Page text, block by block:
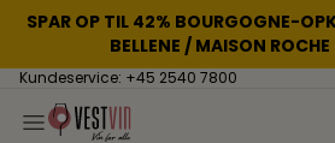
SPAR OP TIL 42% BOURGOGNE-
BELLENE / MAISON ROCHE
Kundeservice: +45 2540 7800